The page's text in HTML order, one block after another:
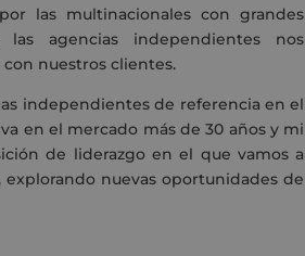
las multinacionales con grandes
agencias independientes nos
nuestros clientes.
independientes de referencia en el
en el mercado más de 30 años y mi
de liderazgo en el que vamos a
nuevas oportunidades de